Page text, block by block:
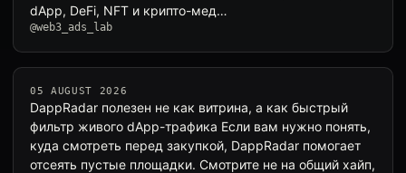
dApp, DeFi, NFT и крипто-мед…
@web3_ads_lab
05 AUGUST 2026
DappRadar полезен не как витрина, а как быстрый
фильтр живого dApp-трафика Если вам нужно понять,
куда смотреть перед закупкой, DappRadar помогает
отсеять пустые площадки. Смотрите не на общий хайп,